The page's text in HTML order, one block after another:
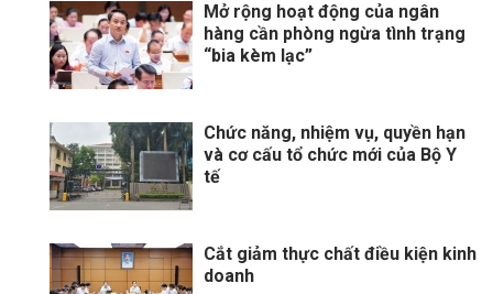
Mở rộng hoạt động của ngân
hàng cần phòng ngừa tình trạng
“bia kèm lạc”
Chức năng, nhiệm vụ, quyền hạn
và cơ cấu tổ chức mới của Bộ Y
tế
Cắt giảm thực chất điều kiện kinh
doanh